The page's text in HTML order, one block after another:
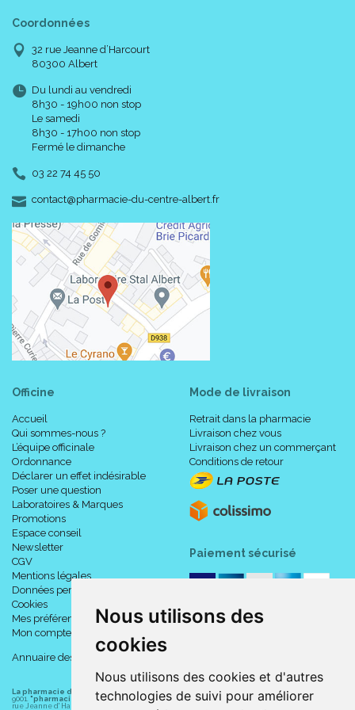
Nous utilisons des
cookies
Nous utilisons des cookies et d'autres
technologies de suivi pour améliorer
Cuivre
*
Code ACL : 4705571
Coordonnées
32 rue Jeanne d’Harcourt
80300 Albert
Du lundi au vendredi
8h30 - 19h00 non stop
Le samedi
8h30 - 17h00 non stop
Fermé le dimanche
03 22 74 45 50
contact-
@-
pharmacie-du-centre-albert.fr
Officine
Accueil
Qui sommes-nous ?
L’équipe officinale
Ordonnance
Déclarer un effet indésirable
Poser une question
Laboratoires & Marques
Promotions
Espace conseil
Newsletter
CGV
Mentions légales
Données personnelles
Cookies
Mes préférences Cookies
Mon compte
Annuaire des pharmacies
Mode de livraison
Retrait dans la pharmacie
Livraison chez vous
Livraison chez un commerçant
Conditions de retour
Paiement sécurisé
La pharmacie du centre à Albert
(80300) est une pharmacie française certifiée ISO
9001. "pharmacie-du-centre-albert.fr " est le site internet de la pharmacie du centre
rue Jeanne d' Harcourt, 80300 Albert.